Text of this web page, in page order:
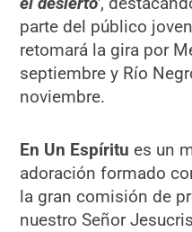
parte del público
retomará la gira por
septiembre y Río
noviembre.
En Un Espíritu es un
adoración formado
la gran comisión de
nuestro Señor